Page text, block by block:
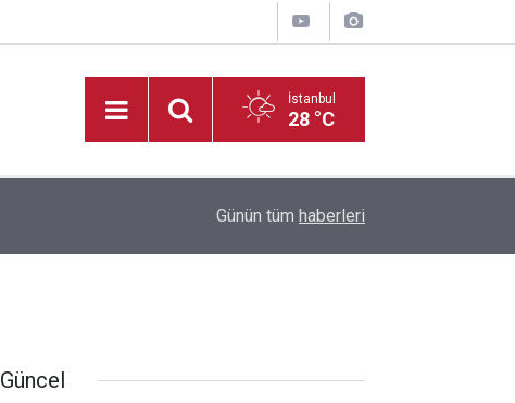
İstanbul
28 °C
Kahramanmaraş’ta Tekne Sahiplerine Kritik
Günün tüm haberleri
Güncel